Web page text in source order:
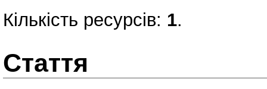
Кількість ресурсів: 1.
Стаття